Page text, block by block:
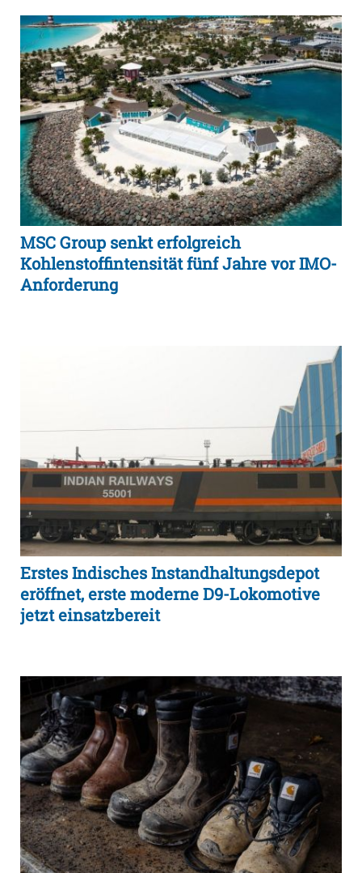
MSC Group senkt erfolgreich
Kohlenstoffintensität fünf Jahre vor IMO-
Anforderung
Erstes Indisches Instandhaltungsdepot
eröffnet, erste moderne D9-Lokomotive
jetzt einsatzbereit